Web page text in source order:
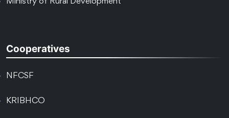
Ministry of Rural Development
Cooperatives
NFCSF
KRIBHCO